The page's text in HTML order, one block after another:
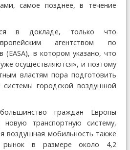
самое позднее, в течение
в докладе, только что
агентством по
(EASA), в котором указано, что
осуществляются», и поэтому
властям пора подготовить
системы городской воздушной
граждан Европы
транспортную систему,
воздушная мобильность также
в размере около 4,2